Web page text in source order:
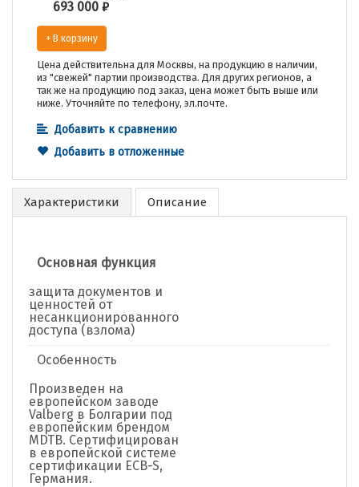
693 000 ₽
+ В корзину
Цена действительна для Москвы, на продукцию в наличии,
из "свежей" партии производства. Для других регионов, а
так же на продукцию под заказ, цена может быть выше или
ниже. Уточняйте по телефону, эл.почте.
Добавить к сравнению
Добавить в отложенные
Характеристики Описание
Основная функция
защита документов и
ценностей от
несанкционированного
доступа (взлома)
Особенность
Произведен на
европейском заводе
Valberg в Болгарии под
европейским брендом
MDTB. Сертифицирован
в европейской системе
сертификации ECB-S,
Германия.